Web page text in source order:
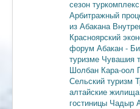
сезон
Арбитражный
из Абакана
Красноярский
форум Абакан -
туризме Чувашия
Шолбан Кара-оол
Сельский туризм
алтайские жилища
гостиницы Чадыр